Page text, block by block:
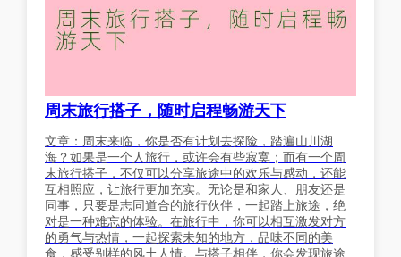
周末旅行搭子，随时启程畅游天下
文章：周末来临，你是否有计划去探险，踏遍山川湖
海？如果是一个人旅行，或许会有些寂寞；而有一个周
末旅行搭子，不仅可以分享旅途中的欢乐与感动，还能
互相照应，让旅行更加充实。无论是和家人、朋友还是
同事，只要是志同道合的旅行伙伴，一起踏上旅途，绝
对是一种难忘的体验。在旅行中，你可以相互激发对方
的勇气与热情，一起探索未知的地方，品味不同的美
食，感受别样的风土人情。与搭子相伴，你会发现旅途